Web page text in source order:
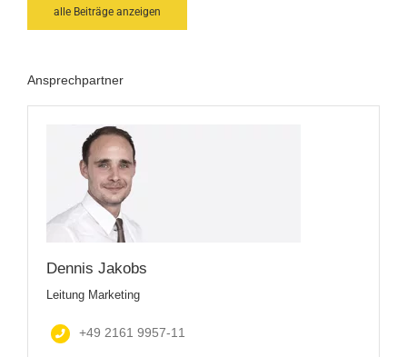
alle Beiträge anzeigen
Ansprechpartner
Dennis Jakobs
Leitung Marketing
+49 2161 9957-11